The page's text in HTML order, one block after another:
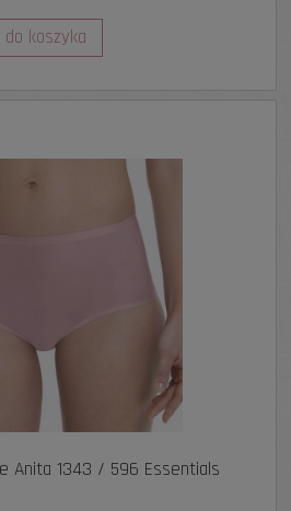
do koszyka
Anita 1343 / 596 Essentials